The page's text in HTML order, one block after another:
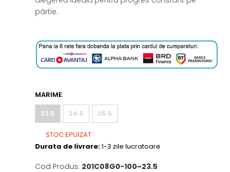
pârtie.
MARIME:
23.5
24.5 25.5
STOC EPUIZAT
Durata de livrare:1-3 zile lucratoare
Cod Produs: 201C08G0-100~23.5